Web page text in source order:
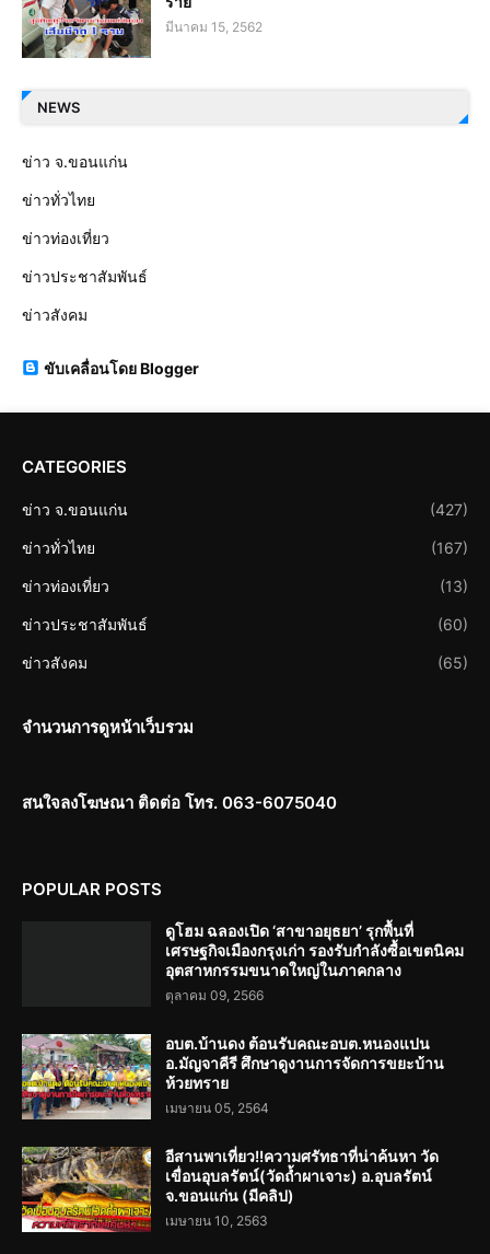
มีนาคม 15, 2562
NEWS
ข่าว จ.ขอนแก่น
ข่าวทั่วไทย
ข่าวท่องเที่ยว
ข่าวประชาสัมพันธ์
ข่าวสังคม
ขับเคลื่อนโดย Blogger
CATEGORIES
ข่าว จ.ขอนแก่น (427)
ข่าวทั่วไทย (167)
ข่าวท่องเที่ยว (13)
ข่าวประชาสัมพันธ์ (60)
ข่าวสังคม (65)
จำนวนการดูหน้าเว็บรวม
สนใจลงโฆษณา ติดต่อ โทร. 063-6075040
POPULAR POSTS
ดูโฮม ฉลองเปิด ‘สาขาอยุธยา’ รุกพื้นที่
เศรษฐกิจเมืองกรุงเก่า รองรับกำลังซื้อเขตนิคม
อุตสาหกรรมขนาดใหญ่ในภาคกลาง
ตุลาคม 09, 2566
อบต.บ้านดง ต้อนรับคณะอบต.หนองแปน
อ.มัญจาคีรี ศึกษาดูงานการจัดการขยะบ้าน
ห้วยทราย
เมษายน 05, 2564
อีสานพาเที่ยว!!ความศรัทธาที่น่าค้นหา วัด
เขื่อนอุบลรัตน์(วัดถ้ำผาเจาะ) อ.อุบลรัตน์
จ.ขอนแก่น (มีคลิป)
เมษายน 10, 2563